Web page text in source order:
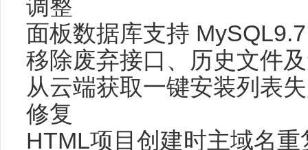
调整
面板数据库支持 MySQL9.7
移除废弃接口、历史文件
从云端获取一键安装列表
修复
HTML项目创建时主域名